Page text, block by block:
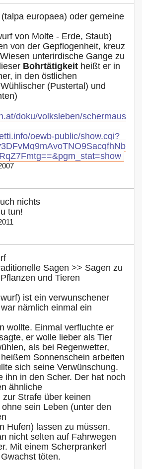
europaea) oder gemeine
von Molte - Erde, Staub)
von der Gepflogenheit, kreuz
unterirdische Gange zu
Bohrtätigkeit heißt er in
in den östlichen
(Pustertal) und
doku/volksleben/schermaus
oewb-public/show.cgi?
nichts
tun!
Sagen >> Sagen zu
und Tieren
ist ein verwunschener
nämlich einmal ein
wollte. Einmal verfluchte er
er wolle lieber als Tier
als bei Regenwetter,
Sonnenschein arbeiten
sich seine Verwünschung.
ihn in den Scher. Der hat noch
ähnliche
Strafe über keinen
sein Leben (unter den
Hufen) lassen zu müssen.
nicht selten auf Fahrwegen
Mit einem Scherprankerl
töten.